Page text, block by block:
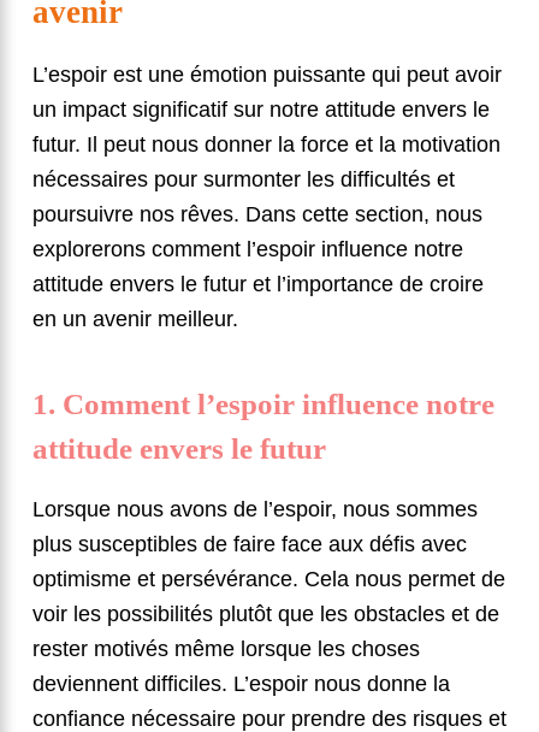
avenir
L’espoir est une émotion puissante qui peut avoir
un impact significatif sur notre attitude envers le
futur. Il peut nous donner la force et la motivation
nécessaires pour surmonter les difficultés et
poursuivre nos rêves. Dans cette section, nous
explorerons comment l’espoir influence notre
attitude envers le futur et l’importance de croire
en un avenir meilleur.
1. Comment l’espoir influence notre
attitude envers le futur
Lorsque nous avons de l’espoir, nous sommes
plus susceptibles de faire face aux défis avec
optimisme et persévérance. Cela nous permet de
voir les possibilités plutôt que les obstacles et de
rester motivés même lorsque les choses
deviennent difficiles. L’espoir nous donne la
confiance nécessaire pour prendre des risques et